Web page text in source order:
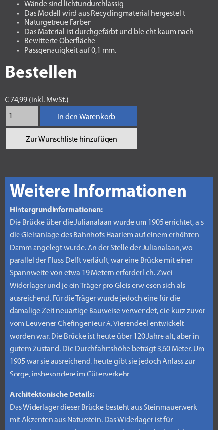
Wände sind lichtundurchlässig
Das Modell wird aus Recyclingmaterial hergestellt
Naturgetreue Farben
Das Material ist durchgefärbt und bleicht kaum nach
Bewitterte Oberfläche
Passgenauigkeit auf 0,1 mm.
Bestellen
€ 74,99 (inkl. MwSt.)
In den Warenkorb
Zur Wunschliste hinzufügen
Weitere Informationen
Hintergrundinformationen:
Die Brücke über die Julianalaan wurde um 1905 errichtet, als
die Gleisanlage des Bahnhofs Haarlem auf einem erhöhten
Damm angelegt wurde. An der Stelle der Julianalaan, wo
parallel der Fluss Delft verläuft, war eine Brücke mit einer
Spannweite von etwa 19 Metern erforderlich. Zwei
Widerlager und je ein Träger pro Gleis erwiesen sich als
ausreichend. Für die Träger wurde jedoch eine für die
damalige Zeit neuartige Bauweise verwendet, die kurz zuvor
vom Leuvener Chefingenieur A. Vierendeel entwickelt
worden war. Die Brücke ist heute über 120 Jahre alt, aber in
gutem Zustand. Die Durchfahrtshöhe beträgt 3,60 Meter. Um
1905 war sie ausreichend, heute gibt sie jedoch Anlass zur
Sorge, insbesondere im Güterverkehr.
Architektonische Details:
Das Widerlager dieser Brücke besteht aus Steinmauerwerk
mit Akzenten aus Naturstein. Das Widerlager ist für